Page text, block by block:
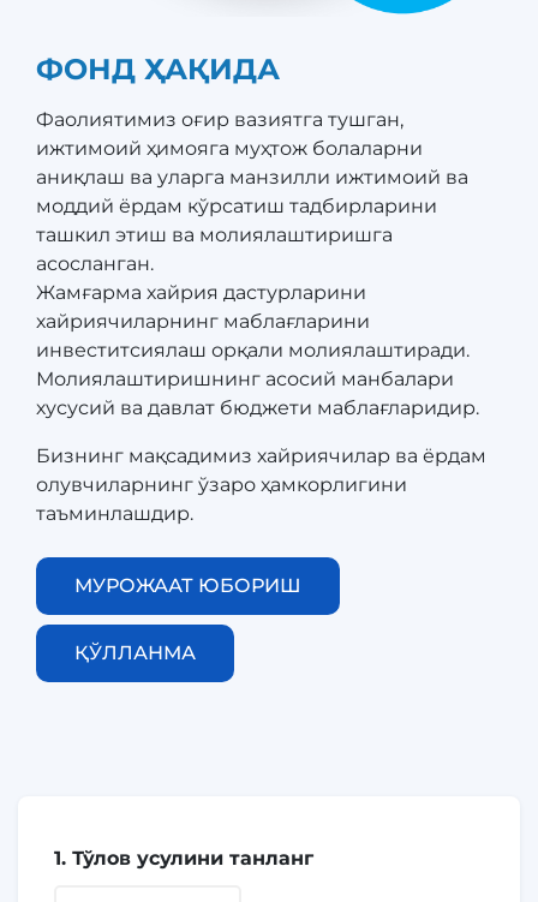
ФОНД ҲАҚИДА
Фаолиятимиз оғир вазиятга тушган,
ижтимоий ҳимояга муҳтож болаларни
аниқлаш ва уларга манзилли ижтимоий ва
моддий ёрдам кўрсатиш тадбирларини
ташкил этиш ва молиялаштиришга
асосланган.
​​​​​​​Жамғарма хайрия дастурларини
хайриячиларнинг маблағларини
инвеститсиялаш орқали молиялаштиради.
Молиялаштиришнинг асосий манбалари
хусусий ва давлат бюджети маблағларидир.
Бизнинг мақсадимиз хайриячилар ва ёрдам
олувчиларнинг ўзаро ҳамкорлигини
таъминлашдир.
МУРОЖААТ ЮБОРИШ
ҚЎЛЛАНМА
1. Тўлов усулини танланг